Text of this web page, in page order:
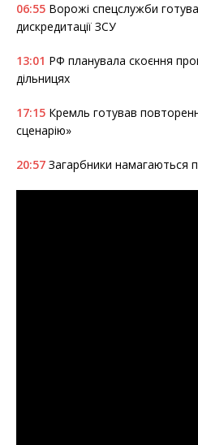
06:55 Ворожі спецслужби
дискредитації ЗСУ
13:01 РФ планувала скоєння
дільницях
17:15 Кремль готував
сценарію»
20:57 Загарбники намагаються